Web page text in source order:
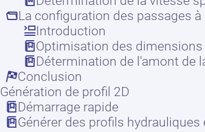
La configuration des passages à
Introduction
Optimisation des
Détermination de l'amont de
Conclusion
Génération de profil 2D
Démarrage rapide
Générer des profils